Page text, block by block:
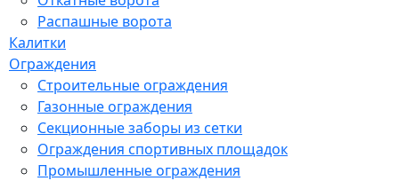
Распашные ворота
Калитки
Ограждения
Строительные ограждения
Газонные ограждения
Секционные заборы из сетки
Ограждения спортивных площадок
Промышленные ограждения